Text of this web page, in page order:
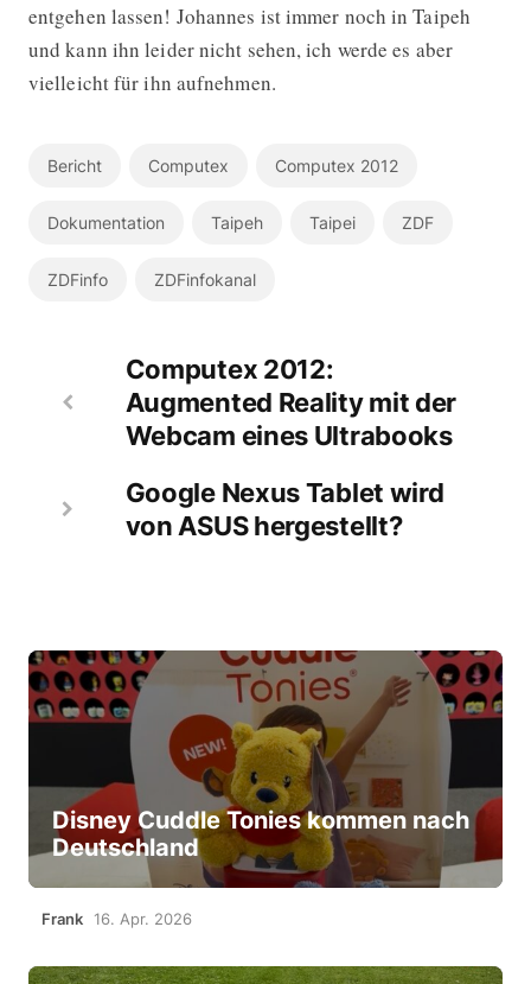
entgehen lassen! Johannes ist immer noch in Taipeh
und kann ihn leider nicht sehen, ich werde es aber
vielleicht für ihn aufnehmen.
Bericht Computex Computex 2012
Dokumentation Taipeh Taipei ZDF
ZDFinfo ZDFinfokanal
Computex 2012:
Augmented Reality mit der
Webcam eines Ultrabooks
Google Nexus Tablet wird
von ASUS hergestellt?
Disney Cuddle Tonies kommen nach
Deutschland
Frank 16. Apr. 2026